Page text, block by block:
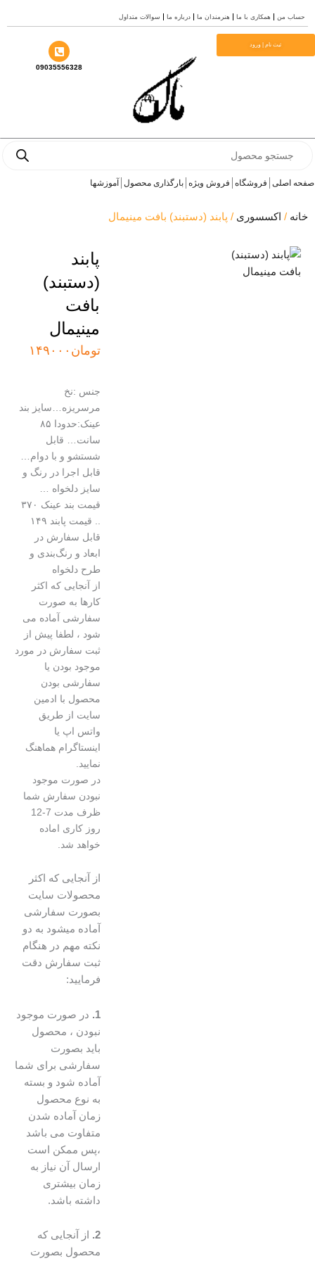
من همکاری با ما هنرمندان ما درباره ما سوالات متداول
ثبت نام | ورود
09035556328
فروشگاه فروش ویژه بارگذاری محصول آموزشها
/اکسسوری/ پابند (دستبند) بافت مینیمال
پابند
(دستبند)
بافت
مینیمال
تومان۱۴۹۰۰۰
جنس :نخ
مرسریزه…سایز بند
عینک:حدودا ۸۵
سانت… قابل
شستشو و با دوام…
قابل اجرا در رنگ و
سایز دلخواه …
قیمت بند عینک ۳۷۰
.. قیمت پابند ۱۴۹
قابل سفارش در
ابعاد و رنگ‌بندی و
طرح دلخواه
از آنجایی که اکثر
کارها به صورت
سفارشی آماده می
شود ، لطفا پیش از
ثبت سفارش در مورد
موجود بودن یا
سفارشی بودن
محصول با ادمین
سایت از طریق
واتس اپ یا
اینستاگرام هماهنگ
نمایید.
در صورت موجود
نبودن سفارش شما
ظرف مدت 7-12
روز کاری اماده
خواهد شد.
از آنجایی که اکثر
محصولات سایت
بصورت سفارشی
آماده میشود به دو
نکته مهم در هنگام
ثبت سفارش دقت
فرمایید:
در صورت موجود
نبودن ، محصول
باید بصورت
سفارشی برای شما
آماده شود و بسته
به نوع محصول
زمان آماده شدن
متفاوت می باشد
،پس ممکن است
ارسال آن نیاز به
زمان بیشتری
داشته باشد.
از آنجایی که
محصول بصورت